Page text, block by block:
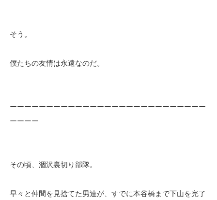
そう。
僕たちの友情は永遠なのだ。
ーーーーーーーーーーーーーーーーーーーーーーーーーーー
ーーーー
その頃、涸沢裏切り部隊。
早々と仲間を見捨てた男達が、すでに本谷橋まで下山を完了